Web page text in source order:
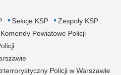
Sekcje KSP
Zespoły KSP
Komendy Powiatowe Policji
Policji w Warszawie